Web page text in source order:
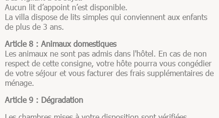
Aucun lit d’appoint n’est disponible.
La villa dispose de lits simples qui conviennent aux enfants
de plus de 3 ans.
Article 8 : Animaux domestiques
Les animaux ne sont pas admis dans l'hôtel. En cas de non
respect de cette consigne, votre hôte pourra vous congédier
de votre séjour et vous facturer des frais supplémentaires de
ménage.
Article 9 : Dégradation